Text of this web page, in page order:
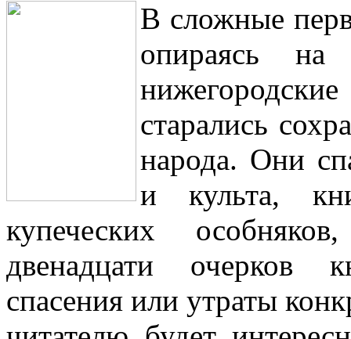
В сложные
опираясь на
старались
народа. Они
и культа,
купеческих
двенадцати очерков
спасения или утраты